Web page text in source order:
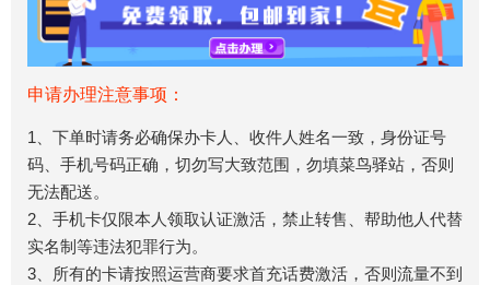
申请办理注意事项：
1、下单时请务必确保办卡人、收件人姓名一致，身份证号
码、手机号码正确，切勿写大致范围，勿填菜鸟驿站，否则
无法配送。
2、手机卡仅限本人领取认证激活，禁止转售、帮助他人代替
实名制等违法犯罪行为。
3、所有的卡请按照运营商要求首充话费激活，否则流量不到